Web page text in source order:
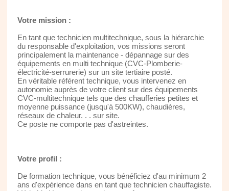
Votre mission :
En tant que technicien multitechnique, sous la hiérarchie
du responsable d'exploitation, vos missions seront
principalement la maintenance - dépannage sur des
équipements en multi technique (CVC-Plomberie-
électricité-serrurerie) sur un site tertiaire posté.
En véritable référent technique, vous intervenez en
autonomie auprès de votre client sur des équipements
CVC-multitechnique tels que des chaufferies petites et
moyenne puissance (jusqu'à 500KW), chaudières,
réseaux de chaleur. . . sur site.
Ce poste ne comporte pas d'astreintes.
Votre profil :
De formation technique, vous bénéficiez d'au minimum 2
ans d'expérience dans en tant que technicien chauffagiste.